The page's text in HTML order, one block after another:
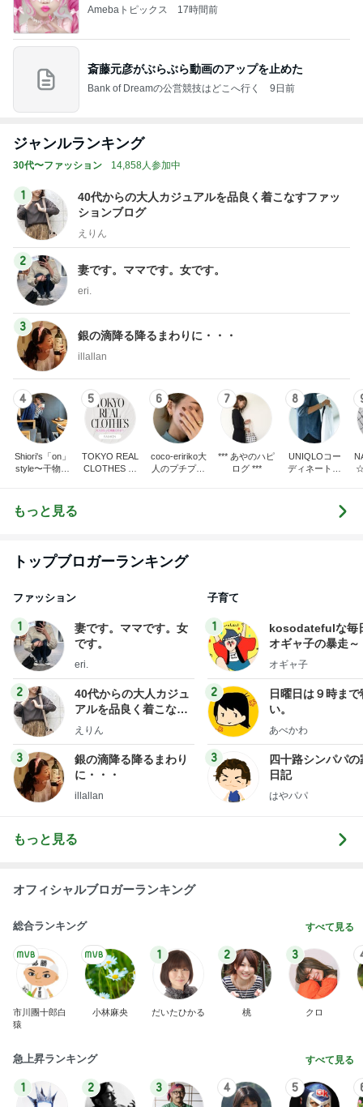
Amebaトピックス 17時間前
斎藤元彦がぶらぶら動画のアップを止めた
Bank of Dreamの公営競技はどこへ行く 9日前
ジャンルランキング
30代〜ファッション 14,858人参加中
1
40代からの大人カジュアルを品良く着こなすファッ
ションブログ
えりん
2
妻です。ママです。女です。
eri.
3
銀の滴降る降るまわりに・・・
illallan
4
Shiori's「on」
style〜干物女
5
TOKYO REAL
CLOTHES 大
6
coco-eririko大
人のプチプラ
7
*** あやのハピ
ログ ***
8
UNIQLOコー
ディネート日
もっと見る
トップブロガーランキング
ファッション
1
妻です。ママです。女
です。
eri.
2
40代からの大人カジュ
アルを品良く着こなす
ファッションブログ
えりん
3
銀の滴降る降るまわり
に・・・
illallan
子育て
1
kosodatefulな毎
オギャ子の暴走～
オギャ子
2
日曜日は９時まで
い。
あべかわ
3
四十路シンパパの
日記
はやパパ
もっと見る
オフィシャルブロガーランキング
総合ランキング すべて見る
市川團十郎白
猿
小林麻央
1
だいたひかる
2
桃
3
クロ
急上昇ランキング すべて見る
1 2 3 4 5